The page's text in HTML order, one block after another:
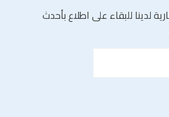
لدينا للبقاء على اطلاع بأحدث